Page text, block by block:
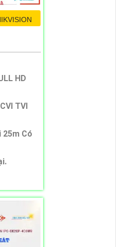
HD
TVI
25m Có